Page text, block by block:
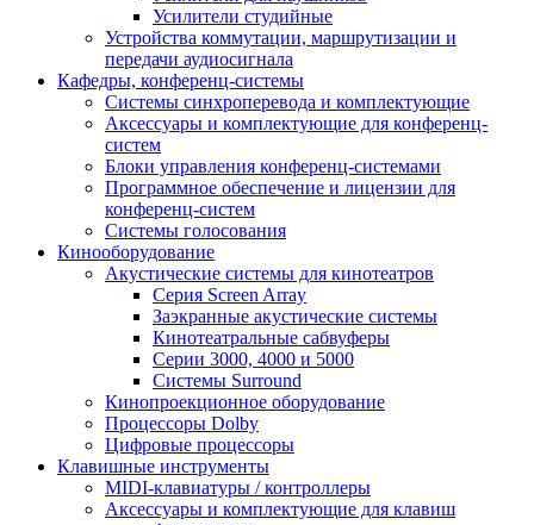
Усилители студийные
Устройства коммутации, маршрутизации и
передачи аудиосигнала
Кафедры, конференц-системы
Cистемы синхроперевода и комплектующие
Аксессуары и комплектующие для конференц-
систем
Блоки управления конференц-системами
Программное обеспечение и лицензии для
конференц-систем
Системы голосования
Кинооборудование
Акустические системы для кинотеатров
Cерия Screen Array
Заэкранные акустические системы
Кинотеатральные сабвуферы
Серии 3000, 4000 и 5000
Системы Surround
Кинопроекционное оборудование
Процессоры Dolby
Цифровые процессоры
Клавишные инструменты
MIDI-клавиатуры / контроллеры
Аксессуары и комплектующие для клавиш